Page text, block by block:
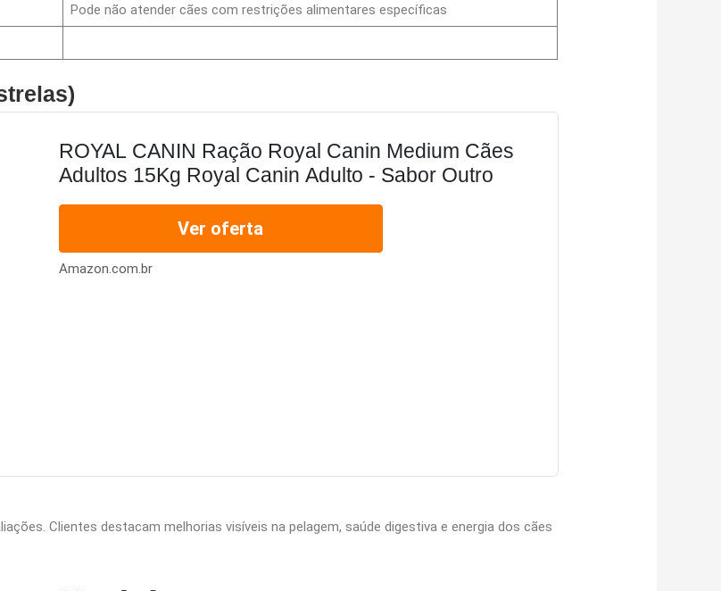
Pode não atender cães com restrições alimentares específicas
ROYAL CANIN Ração Royal Canin Medium Cães
Adultos 15Kg Royal Canin Adulto - Sabor Outro
Ver oferta
Amazon.com.br
Clientes destacam melhorias visíveis na pelagem, saúde digestiva e energia dos cães